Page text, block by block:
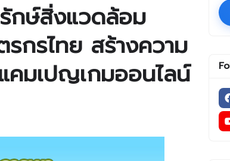
กษ์สิ่งแวดล้อม
กรไทย สร้างความ
คมเปญเกมออนไลน์